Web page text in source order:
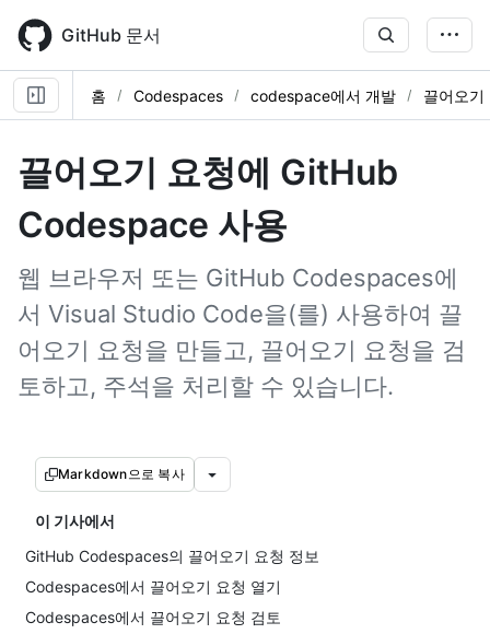
main
content
GitHub 문서
홈 Codespaces codespace에서 개발 끌어오기
끌어오기 요청에 GitHub
Codespace 사용
웹 브라우저 또는 GitHub Codespaces에
서 Visual Studio Code을(를) 사용하여 끌
어오기 요청을 만들고, 끌어오기 요청을 검
토하고, 주석을 처리할 수 있습니다.
Markdown으로 복사
이 기사에서
GitHub Codespaces의 끌어오기 요청 정보
Codespaces에서 끌어오기 요청 열기
Codespaces에서 끌어오기 요청 검토